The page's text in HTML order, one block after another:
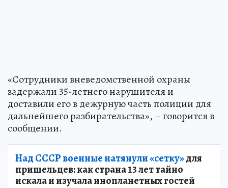
«Сотрудники вневедомственной охраны
задержали 35-летнего нарушителя и
доставили его в дежурную часть полиции для
дальнейшего разбирательства», – говорится в
сообщении.
Над СССР военные натянули «сетку»для
пришельцев: как страна 13 лет тайно
искала и изучала инопланетных гостей